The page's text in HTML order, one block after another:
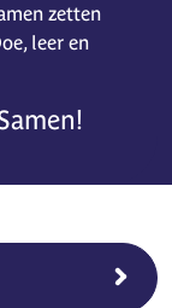
zetten
leer en